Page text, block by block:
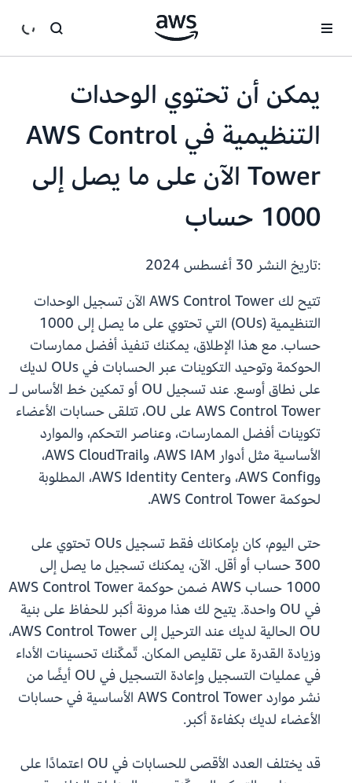
يمكن أن تحتوي الوحدات
التنظيمية في AWS Control
Tower الآن على ما يصل إلى
1000 حساب
:تاريخ النشر
تتيح لك AWS Control Tower الآن تسجيل الوحدات
التنظيمية (OUs) التي تحتوي على ما يصل إلى 1000
حساب. مع هذا الإطلاق، يمكنك تنفيذ أفضل ممارسات
الحوكمة وتوحيد التكوينات عبر الحسابات في OUs لديك
على نطاق أوسع. عند تسجيل OU أو تمكين خط الأساس لـ
AWS Control Tower على OU، تتلقى حسابات الأعضاء
تكوينات أفضل الممارسات، وعناصر التحكم، والموارد
الأساسية مثل أدوار AWS IAM، وAWS CloudTrail،
وAWS Config، وAWS Identity Center، المطلوبة
لحوكمة AWS Control Tower.
حتى اليوم، كان بإمكانك فقط تسجيل OUs تحتوي على
300 حساب أو أقل. الآن، يمكنك تسجيل ما يصل إلى
1000 حساب AWS ضمن حوكمة AWS Control Tower
في OU واحدة. يتيح لك هذا مرونة أكبر للحفاظ على بنية
OU الحالية لديك عند الترحيل إلى AWS Control Tower،
وزيادة القدرة على تقليص المكان. تّمكّنك تحسينات الأداء
في عمليات التسجيل وإعادة التسجيل في OU أيضًا من
نشر موارد AWS Control Tower الأساسية في حسابات
الأعضاء لديك بكفاءة أكبر.
قد يختلف العدد الأقصى للحسابات في OU اعتمادًا على